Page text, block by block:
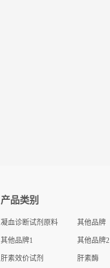
产品类别
凝血诊断试剂原料 其他品牌
其他品牌1 其他品牌2
肝素效价试剂 肝素酶